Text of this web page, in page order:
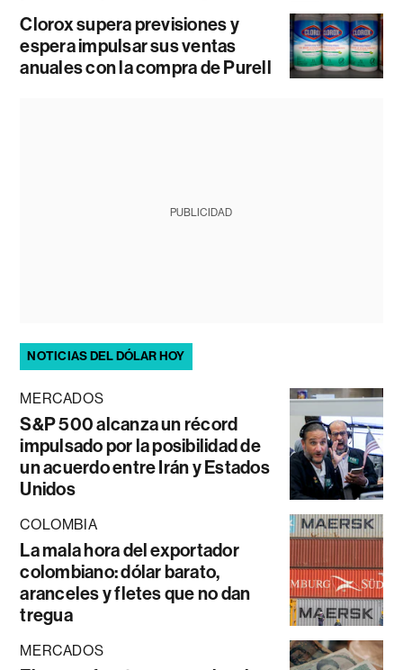
Clorox supera previsiones y
espera impulsar sus ventas
anuales con la compra de Purell
PUBLICIDAD
NOTICIAS DEL DÓLAR HOY
MERCADOS
S&P 500 alcanza un récord
impulsado por la posibilidad de
un acuerdo entre Irán y Estados
Unidos
COLOMBIA
La mala hora del exportador
colombiano: dólar barato,
aranceles y fletes que no dan
tregua
MERCADOS